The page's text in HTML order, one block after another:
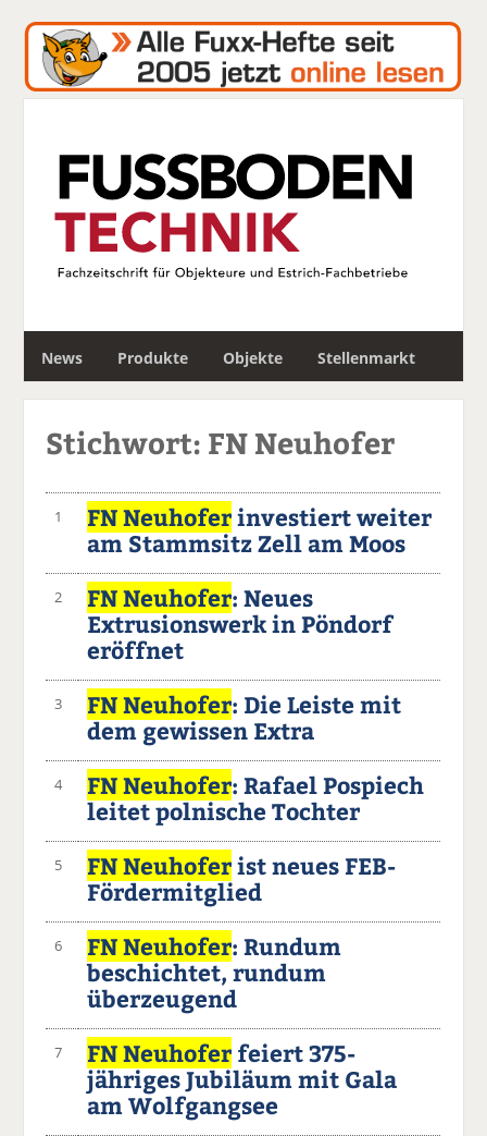
News Produkte Objekte Stellenmarkt
c
Stichwort: FN Neuhofer
1 FN Neuhoferinvestiert weiter
am Stammsitz Zell am Moos
2 FN Neuhofer: Neues
Extrusionswerk in Pöndorf
eröffnet
3 FN Neuhofer: Die Leiste mit
dem gewissen Extra
4 FN Neuhofer: Rafael Pospiech
leitet polnische Tochter
5 FN Neuhoferist neues FEB-
Fördermitglied
6 FN Neuhofer: Rundum
beschichtet, rundum
überzeugend
7 FN Neuhofer feiert 375-
jähriges Jubiläum mit Gala
am Wolfgangsee